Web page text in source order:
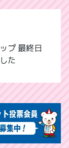
プ 最終日
た